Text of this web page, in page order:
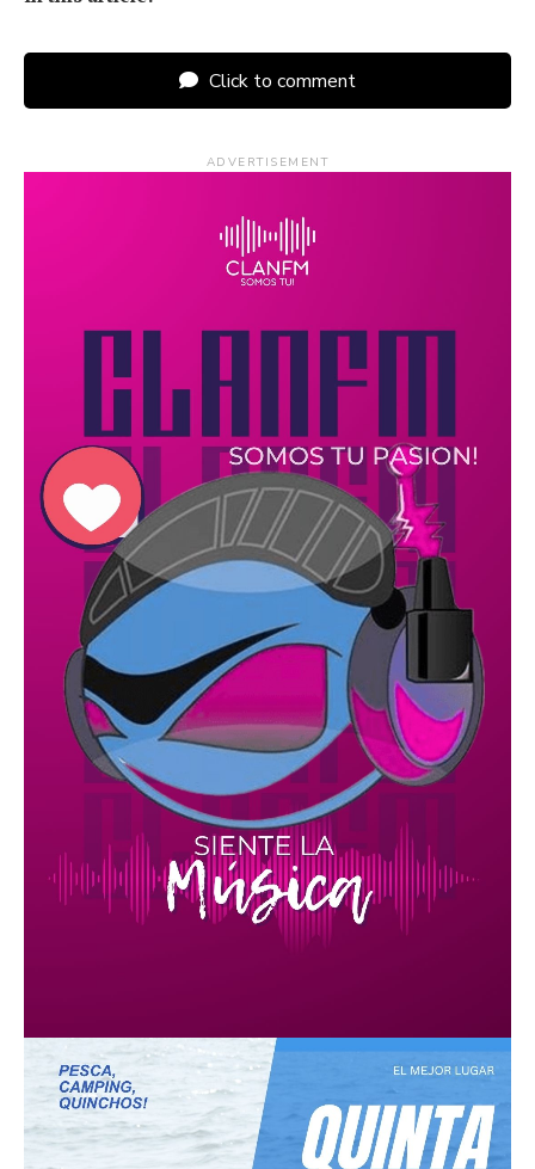
Click to comment
ADVERTISEMENT